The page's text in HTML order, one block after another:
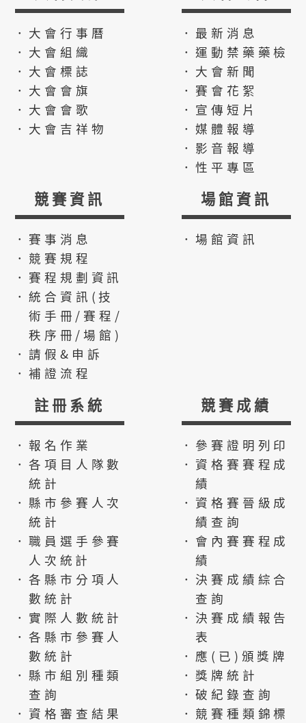
．大會行事曆
．大會組織
．大會標誌
．大會會旗
．大會會歌
．大會吉祥物
．最新消息
．運動禁藥藥檢
．大會新聞
．賽會花絮
．宣傳短片
．媒體報導
．影音報導
．性平專區
競賽資訊
．賽事消息
．競賽規程
．賽程規劃資訊
．統合資訊(技
術手冊/賽程/
秩序冊/場館)
．請假&申訴
．補證流程
場館資訊
．場館資訊
註冊系統
．報名作業
．各項目人隊數
統計
．縣市參賽人次
統計
．職員選手參賽
人次統計
．各縣市分項人
數統計
．實際人數統計
．各縣市參賽人
數統計
．縣市組別種類
查詢
．資格審查結果
競賽成績
．參賽證明列印
．資格賽賽程成
績
．資格賽晉級成
績查詢
．會內賽賽程成
績
．決賽成績綜合
查詢
．決賽成績報告
表
．應(已)頒獎牌
．獎牌統計
．破紀錄查詢
．競賽種類錦標